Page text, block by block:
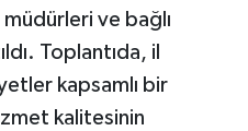
müdürleri ve bağlı
Toplantıda, il
kapsamlı bir
kalitesinin